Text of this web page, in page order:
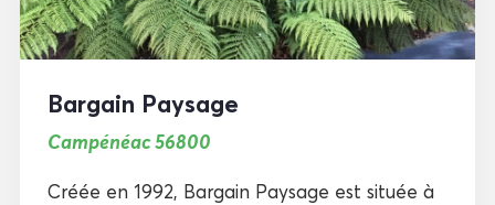
Bargain Paysage
Campénéac 56800
Créée en 1992, Bargain Paysage est située à